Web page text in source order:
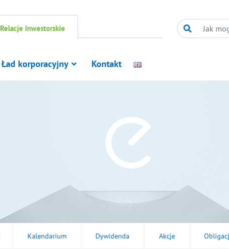
Relacje Inwestorskie
Ład korporacyjny Kontakt
Kalendarium Dywidenda Akcje